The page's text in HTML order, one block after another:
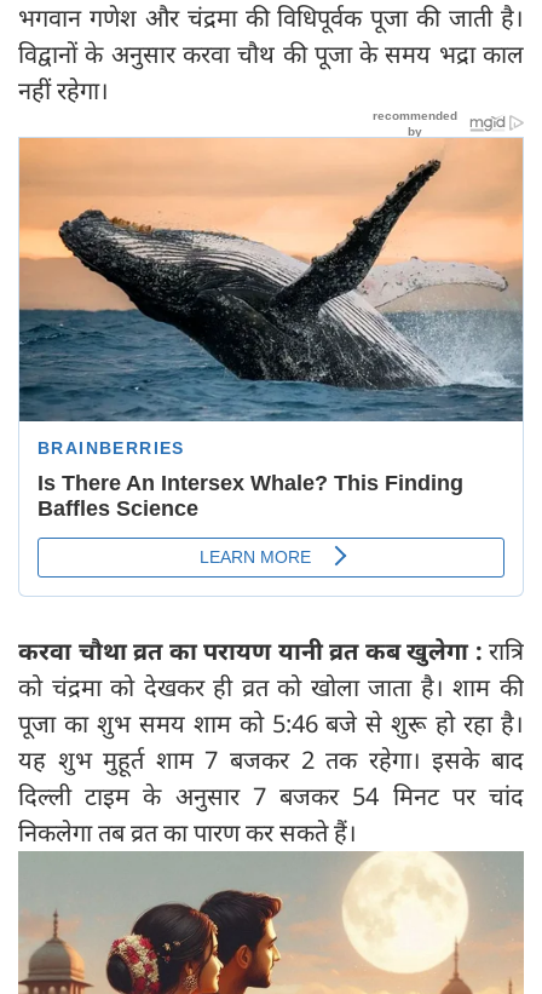
भगवान गणेश और चंद्रमा की विधिपूर्वक पूजा की जाती है।
विद्वानों के अनुसार करवा चौथ की पूजा के समय भद्रा काल
नहीं रहेगा।
करवा चौथा व्रत का परायण यानी व्रत कब खुलेगा : रात्रि
को चंद्रमा को देखकर ही व्रत को खोला जाता है। शाम की
पूजा का शुभ समय शाम को 5:46 बजे से शुरू हो रहा है।
यह शुभ मुहूर्त शाम 7 बजकर 2 तक रहेगा। इसके बाद
दिल्ली टाइम के अनुसार 7 बजकर 54 मिनट पर चांद
निकलेगा तब व्रत का पारण कर सकते हैं।